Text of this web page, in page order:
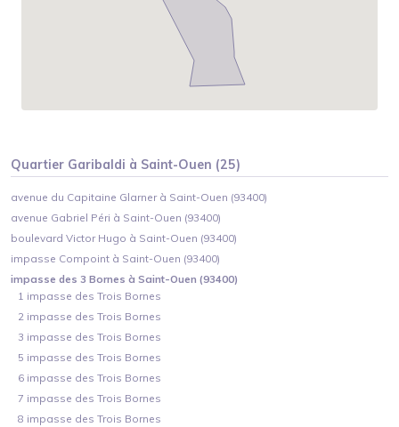
Quartier Garibaldi à Saint-Ouen (25)
avenue du Capitaine Glarner à Saint-Ouen (93400)
avenue Gabriel Péri à Saint-Ouen (93400)
boulevard Victor Hugo à Saint-Ouen (93400)
impasse Compoint à Saint-Ouen (93400)
impasse des 3 Bornes à Saint-Ouen (93400)
1 impasse des Trois Bornes
2 impasse des Trois Bornes
3 impasse des Trois Bornes
5 impasse des Trois Bornes
6 impasse des Trois Bornes
7 impasse des Trois Bornes
8 impasse des Trois Bornes